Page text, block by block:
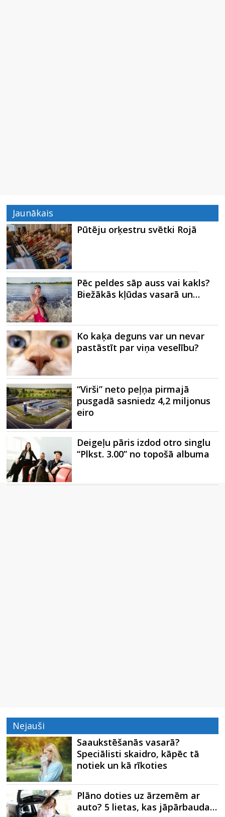
Jaunākais
Pūtēju orķestru svētki Rojā
Pēc peldes sāp auss vai kakls?
Biežākās kļūdas vasarā un…
Ko kaķa deguns var un nevar
pastāstīt par viņa veselību?
“Virši” neto peļņa pirmajā
pusgadā sasniedz 4,2 miljonus
eiro
Deigeļu pāris izdod otro singlu
“Plkst. 3.00” no topošā albuma
Nejauši
Saaukstēšanās vasarā?
Speciālisti skaidro, kāpēc tā
notiek un kā rīkoties
Plāno doties uz ārzemēm ar
auto? 5 lietas, kas jāpārbauda…